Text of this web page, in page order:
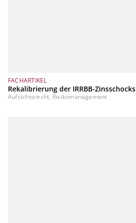
FACHARTIKEL
Rekalibrierung der IRRBB-Zinsschocks
Aufsichtsrecht, Risikomanagement